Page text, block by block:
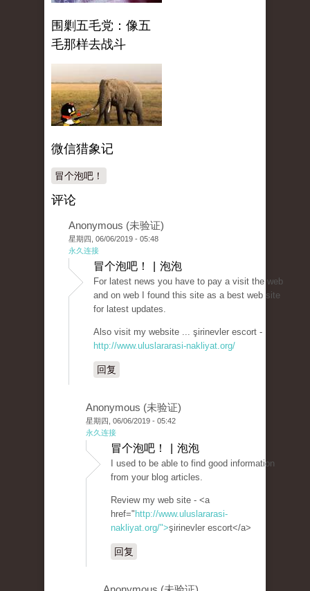
围剿五毛党：像五
毛那样去战斗
微信猎象记
冒个泡吧！
评论
Anonymous (未验证)
星期四, 06/06/2019 - 05:48
永久连接
冒个泡吧！ | 泡泡
For latest news you have to pay a visit the web
and on web I found this site as a best web site
for latest updates.
Also visit my website ... şirinevler escort -
http://www.uluslararasi-nakliyat.org/
回复
Anonymous (未验证)
星期四, 06/06/2019 - 05:42
永久连接
冒个泡吧！ | 泡泡
I used to be able to find good information
from your blog articles.
Review my web site - <a
href=" http://www.uluslararasi-
nakliyat.org/">şirinevler escort</a>
回复